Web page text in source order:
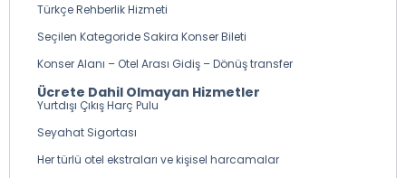
Türkçe Rehberlik Hizmeti
Seçilen Kategoride Sakira Konser Bileti
Konser Alanı – Otel Arası Gidiş – Dönüş transfer
Ücrete Dahil Olmayan Hizmetler
Yurtdışı Çıkış Harç Pulu
Seyahat Sigortası
Her türlü otel ekstraları ve kişisel harcamalar